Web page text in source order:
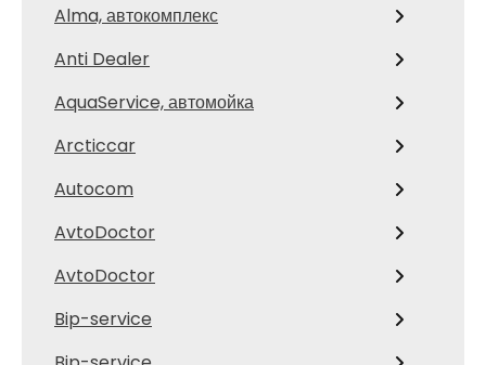
Alma, автокомплекс
Anti Dealer
AquaService, автомойка
Arcticcar
Autocom
AvtoDoctor
AvtoDoctor
Bip-service